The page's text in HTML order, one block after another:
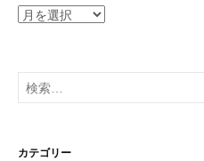
ア
イ
ブ
検
索:
カテゴリー